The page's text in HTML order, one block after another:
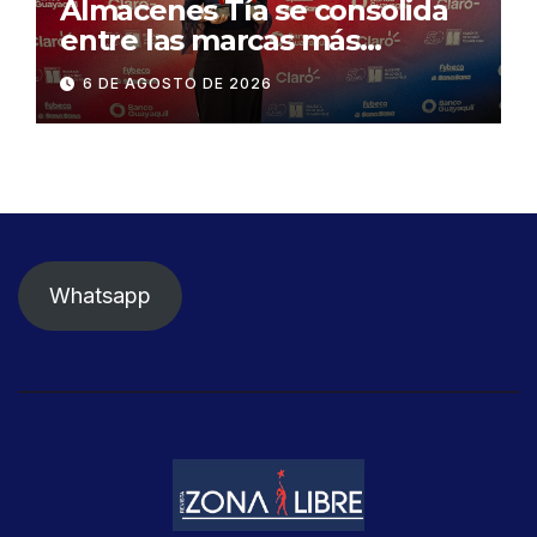
Almacenes Tía se consolida
entre las marcas más
influyentes del Ecuador
6 DE AGOSTO DE 2026
Whatsapp